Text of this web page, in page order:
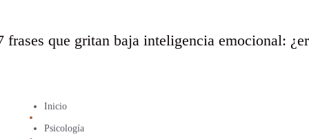
frases que gritan baja inteligencia emocional:
Inicio
Psicología